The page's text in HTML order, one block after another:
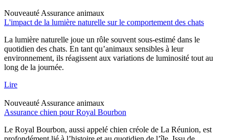
Nouveauté Assurance animaux
L'impact de la lumière naturelle sur le comportement des chats
La lumière naturelle joue un rôle souvent sous-estimé dans le
quotidien des chats. En tant qu’animaux sensibles à leur
environnement, ils réagissent aux variations de luminosité tout au
long de la journée.
Lire
Nouveauté Assurance animaux
Assurance chien pour Royal Bourbon
Le Royal Bourbon, aussi appelé chien créole de La Réunion, est